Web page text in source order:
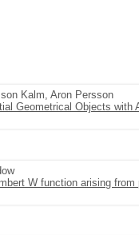
Kalm, Aron Persson
Geometrical Objects with
W function arising